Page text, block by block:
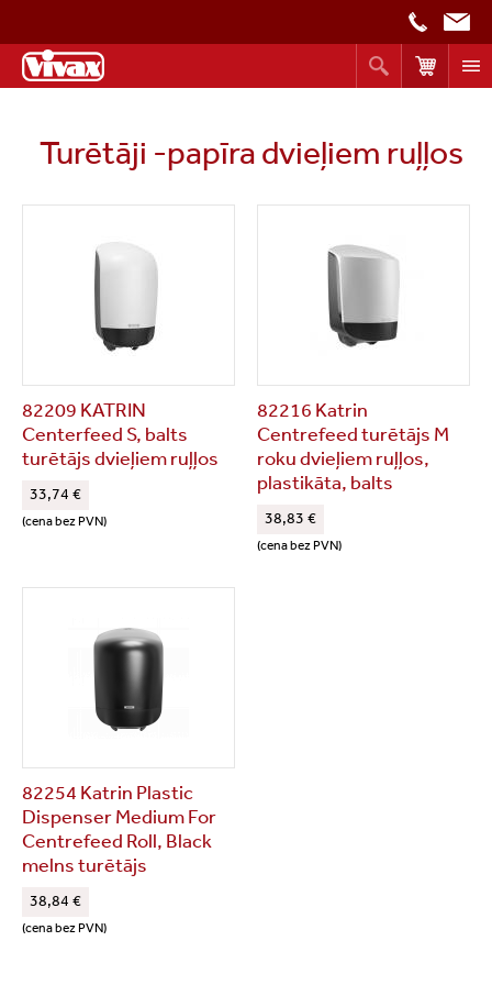
Turētāji -papīra dvieļiem ruļļos
82209 KATRIN
Centerfeed S, balts
turētājs dvieļiem ruļļos
33,74 €
(cena bez PVN)
82216 Katrin
Centrefeed turētājs M
roku dvieļiem ruļļos,
plastikāta, balts
38,83 €
(cena bez PVN)
82254 Katrin Plastic
Dispenser Medium For
Centrefeed Roll, Black
melns turētājs
38,84 €
(cena bez PVN)